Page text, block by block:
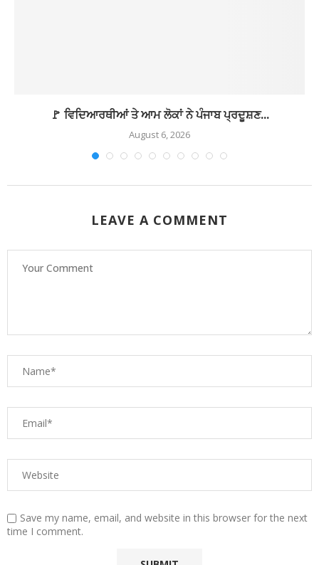
🚩 ਵਿਦਿਆਰਥੀਆਂ ਤੇ ਆਮ ਲੋਕਾਂ ਨੇ ਪੰਜਾਬ ਪ੍ਰਦੂਸ਼ਣ...
August 6, 2026
LEAVE A COMMENT
Save my name, email, and website in this browser for the next
time I comment.